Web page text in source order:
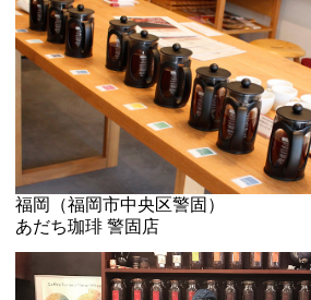
福岡（福岡市中央区警固）
あだち珈琲 警固店